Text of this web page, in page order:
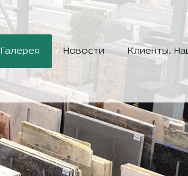
Галерея Новости Клиенты.